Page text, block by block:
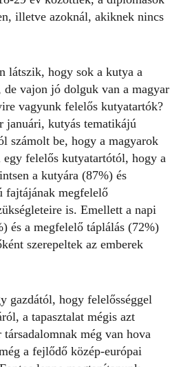
illetve azoknál, akiknek nincs
látszik, hogy sok a kutya a
de vajon jó dolguk van a magyar
vagyunk felelős kutyatartók?
januári, kutyás tematikájú
számolt be, hogy a magyarok
egy felelős kutyatartótól, hogy a
a kutyára (87%) és
fajtájának megfelelő
is. Emellett a napi
és a megfelelő táplálás (72%)
szerepeltek az emberek
gazdától, hogy felelősséggel
a tapasztalat mégis azt
még van hova
a fejlődő közép-európai